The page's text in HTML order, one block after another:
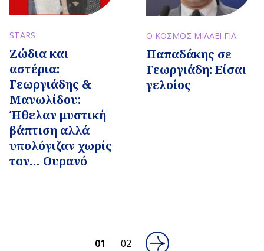
STARS
Ζώδια και
αστέρια:
Γεωργιάδης &
Μανωλίδου:
Ήθελαν μυστική
βάπτιση αλλά
υπολόγιζαν χωρίς
τον… Ουρανό
Ο ΚΟΣΜΟΣ ΜΙΛΑΕΙ ΓΙΑ
Παπαδάκης σε
Γεωργιάδη: Είσαι
γελοίος
01 02